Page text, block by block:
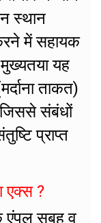
स्थान
में सहायक
यह
ताकत)
संबंधों
प्राप्त
एक्स ?
एंपुल सुबह व